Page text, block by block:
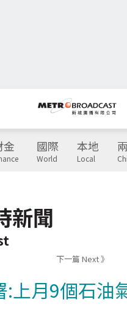
金 國際
World
本地
Local
新聞
下一篇 Next 》
:上月9個石油